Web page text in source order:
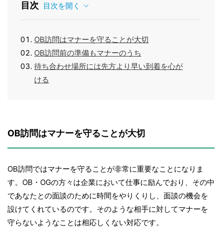
目次 目次を開く
OB訪問はマナーを守ることが大切
OB訪問前の準備もマナーのうち
待ち合わせ場所には先方より早い到着を心が
ける
OB訪問はマナーを守ることが大切
OB訪問ではマナーを守ることが非常に重要なことになりま
す。OB・OGの方々は企業において仕事に励んでおり、その中
であなたとの面談のために時間をやりくりし、面談の機会を
設けてくれているのです。そのような相手に対してマナーを
守らないようなことは相応しくない対応です。